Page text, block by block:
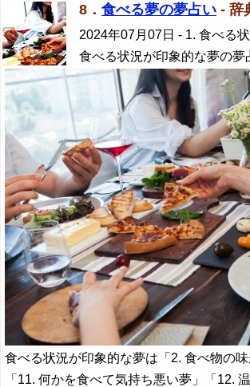
8． 食べる夢の夢占い - 辞
2024年07月07日 - 1. 食べる
食べる状況が印象的な夢の夢
食べる状況が印象的な夢は「2. 食べ物の味
「11. 何かを食べて気持ち悪い夢」「12.